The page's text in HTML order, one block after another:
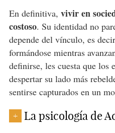
En definitiva, vivir en
costoso. Su identidad no
depende del vínculo, es
formándose mientras
definirse, les cuesta que los
despertar su lado más
sentirse capturados en un
+ La psicología de